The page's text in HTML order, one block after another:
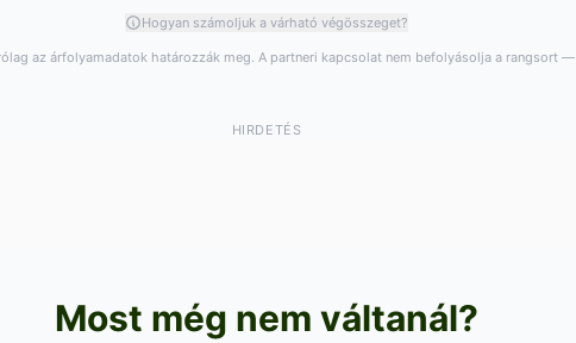
Hogyan számoljuk a várható végösszeget?
az árfolyamadatok határozzák meg. A partneri kapcsolat nem befolyásolja a rangsort —
HIRDETÉS
Most még nem váltanál?